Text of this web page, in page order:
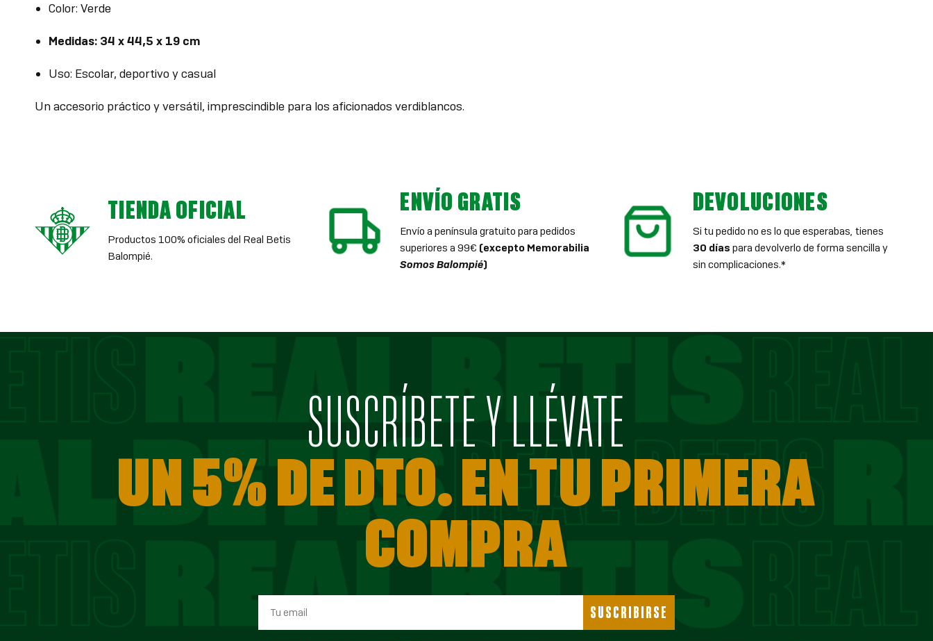
Color: Verde
Medidas: 34 x 44,5 x 19 cm
Uso: Escolar, deportivo y casual
Un accesorio práctico y versátil, imprescindible para los aficionados verdiblancos.
TIENDA OFICIAL
Productos 100% oficiales del Real Betis
Balompié.
ENVÍO GRATIS
Envío a península gratuito para pedidos
superiores a 99€ (excepto Memorabilia
Somos Balompié)
DEVOLUCIONES
Si tu pedido no es lo que esperabas, tienes
30 días para devolverlo de forma sencilla y
sin complicaciones.*
SUSCRÍBETE Y LLÉVATE
UN 5% DE DTO. EN TU PRIMERA
COMPRA
SUSCRIBIRSE